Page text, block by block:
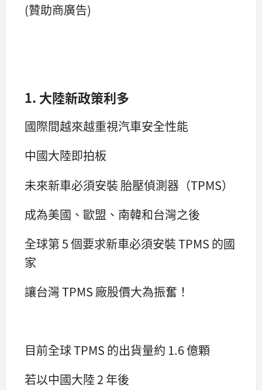
(贊助商廣告)
1. 大陸新政策利多
國際間越來越重視汽車安全性能
中國大陸即拍板
未來新車必須安裝 胎壓偵測器（TPMS）
成為美國、歐盟、南韓和台灣之後
全球第 5 個要求新車必須安裝 TPMS 的國
家
讓台灣 TPMS 廠股價大為振奮！
目前全球 TPMS 的出貨量約 1.6 億顆
若以中國大陸 2 年後